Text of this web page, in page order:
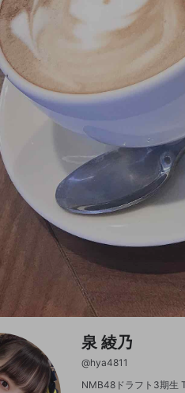
泉 綾乃
@hya4811
NMB48ドラフト3期生